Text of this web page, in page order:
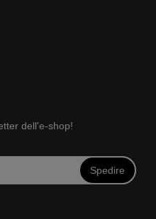
dell'e-shop!
Spedire